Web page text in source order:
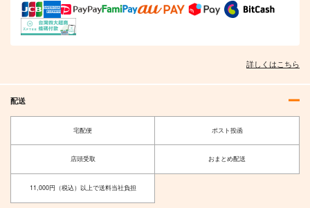
詳しくはこちら
配送
宅配便 ポスト投函
店頭受取 おまとめ配送
11,000円（税込）以上で送料当社負担